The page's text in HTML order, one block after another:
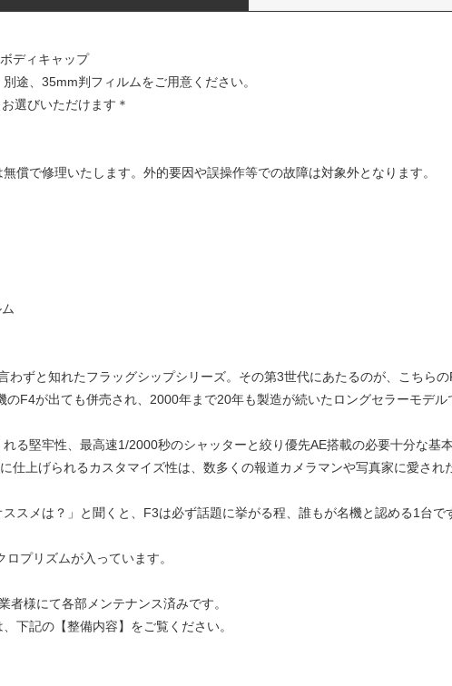
ディキャップ
途、35mm判フィルムをご用意ください。
選びいただけます＊
償で修理いたします。外的要因や誤操作等での故障は対象外となります。
わずと知れたフラッグシップシリーズ。その第3世代にあたるのが、こちら
のF4が出ても併売され、2000年まで20年も製造が続いたロングセラーモデル
る堅牢性、最高速1/2000秒のシャッターと絞り優先AE搭載の必要十分な基
仕上げられるカスタマイズ性は、数多くの報道カメラマンや写真家に愛され
スメは？」と聞くと、F3は必ず話題に挙がる程、誰もが名機と認める1台で
プリズムが入っています。
者様にて各部メンテナンス済みです。
下記の【整備内容】をご覧ください。